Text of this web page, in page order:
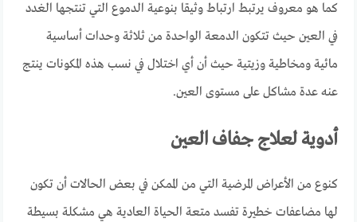
كما هو معروف يرتبط ارتباط وثيقا بنوعية الدموع التي تنتجها الغدد
في العين حيث تتكون الدمعة الواحدة من ثلاثة وحدات أساسية
مائية ومخاطية وزيتية حيث أن أي اختلال في نسب هذه المكونات ينتج
عنه عدة مشاكل على مستوى العين.
أدوية لعلاج جفاف العين
كنوع من الأعراض المرضية التي من الممكن في بعض الحالات أن تكون
لها مضاعفات خطيرة تفسد متعة الحياة العادية هي مشكلة بسيطة